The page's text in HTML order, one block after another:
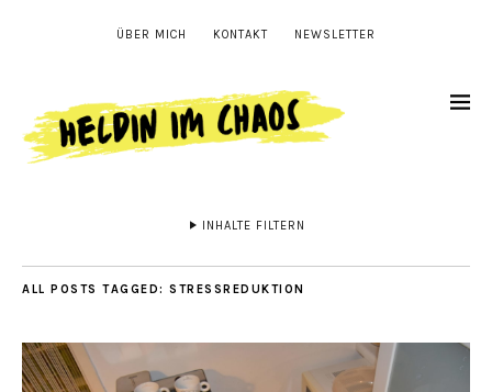
ÜBER MICH KONTAKT NEWSLETTER
INHALTE FILTERN
ALL POSTS TAGGED: STRESSREDUKTION